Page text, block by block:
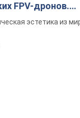
FPV-дронов.
эстетика из